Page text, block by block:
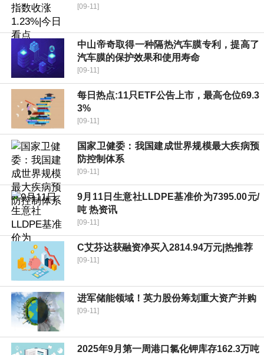
[09-11]
中山帝奇取得一种隔热汽车膜专利，提高了
汽车膜的保护效果和使用寿命
[09-11]
每日热点:11只ETF公告上市，最高仓位69.3
3%
[09-11]
国家卫健委：我国建成世界规模最大疾病预
防控制体系
[09-11]
9月11日生意社LLDPE基准价为7395.00元/
吨 热资讯
[09-11]
C艾芬达获融资净买入2814.94万元|热推荐
[09-11]
进军储能领域！英力股份筹划重大资产并购
[09-11]
2025年9月第一周港口氯化钾库存162.3万吨